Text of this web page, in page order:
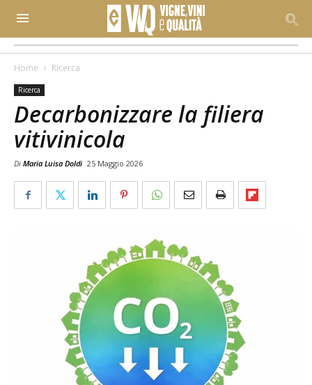
Home Ricerca
Ricerca
Decarbonizzare la filiera
vitivinicola
Di Maria Luisa Doldi 25 Maggio 2026